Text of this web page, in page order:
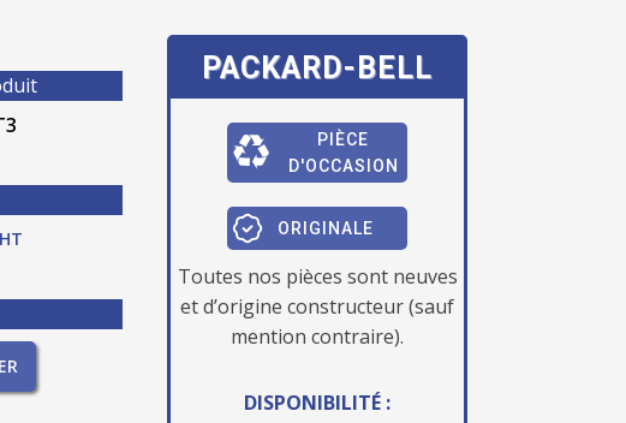
PACKARD-BELL
PIÈCE
D'OCCASION
ORIGINALE
Toutes nos pièces sont neuves
et d’origine constructeur (sauf
mention contraire).
DISPONIBILITÉ :